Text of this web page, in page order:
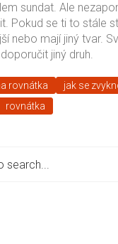
sundat. Ale
Pokud se ti to stále
nebo mají jiný tvar.
jiný druh.
rovnátka jak se
rovnátka